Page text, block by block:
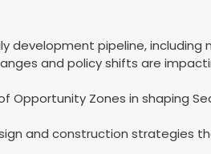
frecuentes
frecuentes
de
Reportes
development pipeline, including
and policy shifts are
Opportunity Zones in shaping
and construction strategies